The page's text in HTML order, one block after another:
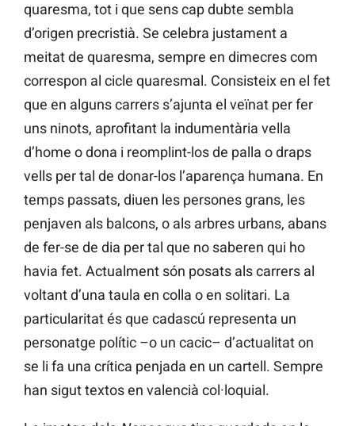
quaresma, tot i que sens cap dubte sembla
d’origen precristià. Se celebra justament a
meitat de quaresma, sempre en dimecres com
correspon al cicle quaresmal. Consisteix en el fet
que en alguns carrers s’ajunta el veïnat per fer
uns ninots, aprofitant la indumentària vella
d’home o dona i reomplint-los de palla o draps
vells per tal de donar-los l’aparença humana. En
temps passats, diuen les persones grans, les
penjaven als balcons, o als arbres urbans, abans
de fer-se de dia per tal que no saberen qui ho
havia fet. Actualment són posats als carrers al
voltant d’una taula en colla o en solitari. La
particularitat és que cadascú representa un
personatge polític –o un cacic– d’actualitat on
se li fa una crítica penjada en un cartell. Sempre
han sigut textos en valencià col·loquial.